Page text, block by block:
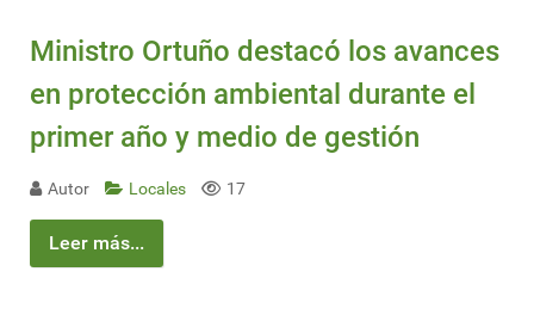
Ministro Ortuño destacó los avances
en protección ambiental durante el
primer año y medio de gestión
Autor Locales 17
Leer más...